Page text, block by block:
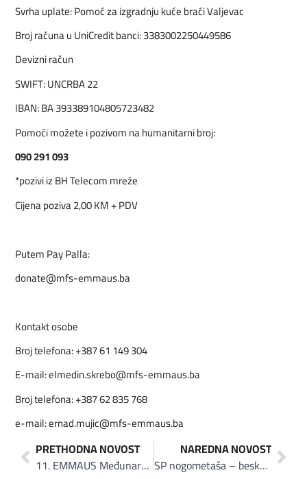
Svrha uplate: Pomoć za izgradnju kuće braći Valjevac
Broj računa u UniCredit banci: 3383002250449586
Devizni račun
SWIFT: UNCRBA 22
IBAN: BA 393389104805723482
Pomoći možete i pozivom na humanitarni broj:
090 291 093
*pozivi iz BH Telecom mreže
Cijena poziva 2,00 KM + PDV
Putem Pay Palla:
donate@mfs-emmaus.ba
Kontakt osobe
Broj telefona: +387 61 149 304
E-mail: elmedin.skrebo@mfs-emmaus.ba
Broj telefona: +387 62 835 768
e-mail: ernad.mujic@mfs-emmaus.ba
PRETHODNA NOVOST
11. EMMAUS Međunarodni omladinski radni kamp 2016: Prijavljeno 100 učesnika iz cijelog svijeta
NAREDNA NOVOST
SP nogometaša – beskućnika 2016 u Škotskoj: BH. Reprezentacija u četvrtfinalu